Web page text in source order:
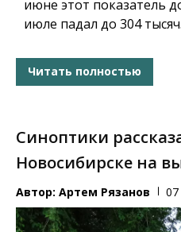
июне этот показатель
июле падал до 304 тысяч.
Читать полностью
Синоптики
Новосибирске на
Автор: Артем Рязанов 07